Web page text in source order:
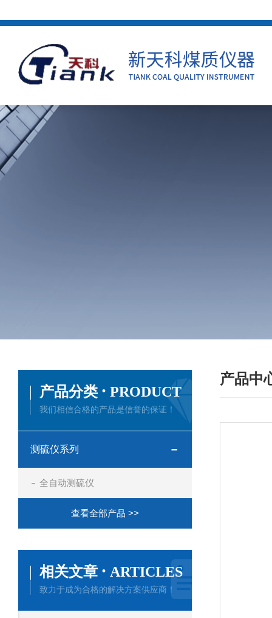
产品中
产品分类 · PRODUCT
我们相信合格的产品是信誉的保证！
测硫仪系列
全自动测硫仪
查看全部产品 >>
相关文章 · ARTICLES
致力于成为合格的解决方案供应商！